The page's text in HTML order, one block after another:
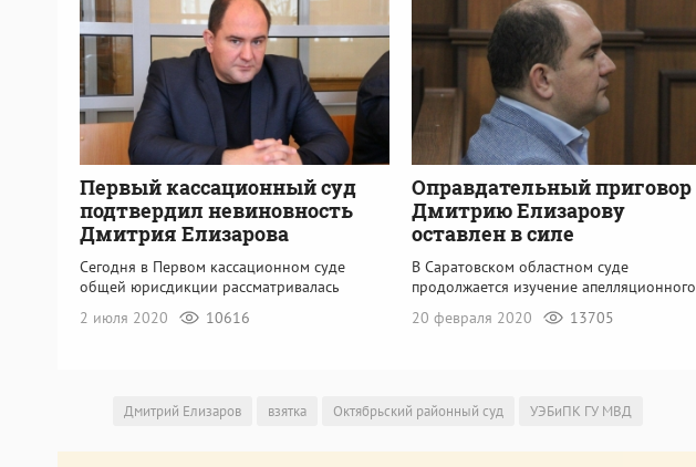
Первый кассационный суд
подтвердил невиновность
Дмитрия Елизарова
Сегодня в Первом кассационном суде
общей юрисдикции рассматривалась
2 июля 2020
10616
Оправдательный приговор
Дмитрию Елизарову
оставлен в силе
В Саратовском областном суде
продолжается изучение апелляционного
20 февраля 2020
13705
Дмитрий Елизаров взятка Октябрьский районный суд УЭБиПК ГУ МВД